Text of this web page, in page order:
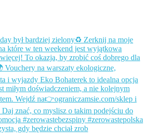
gdy będzie chciał zrob